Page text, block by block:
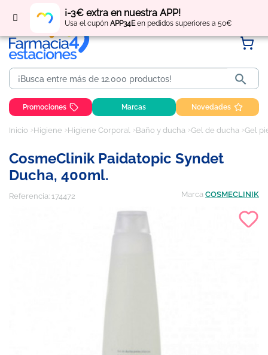
¡-3€ extra en nuestra APP!
Usa el cupón APP34Een pedidos superiores a 50€
Regístratey obtén puntos por tus compras

Promociones Marcas Novedades
Inicio Higiene Higiene Corporal Baño y ducha Gel de ducha Gel
CosmeClinik Paidatopic Syndet
Ducha, 400ml.
Referencia: 174472 Marca COSMECLINIK